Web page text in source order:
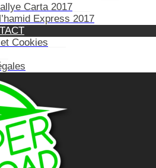
Carta 2017
Express 2017
Cookies